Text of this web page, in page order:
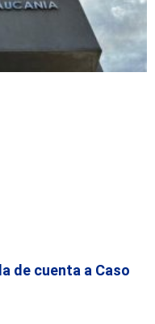
de cuenta a Caso